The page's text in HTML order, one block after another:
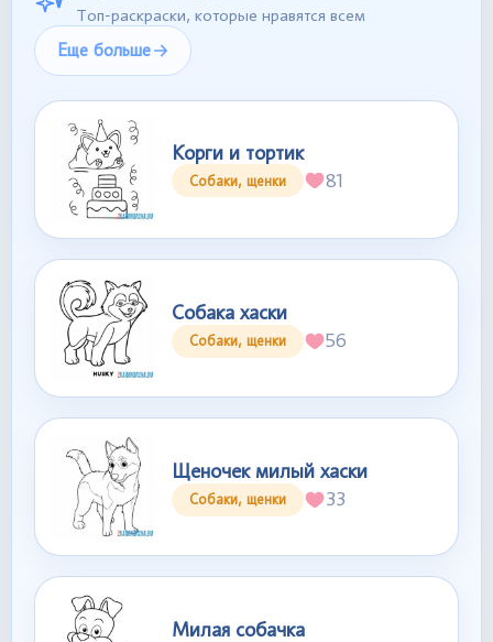
Топ-раскраски, которые нравятся всем
Еще больше
Корги и тортик
Собаки, щенки 81
Собака хаски
Собаки, щенки 56
Щеночек милый хаски
Собаки, щенки 33
Милая собачка